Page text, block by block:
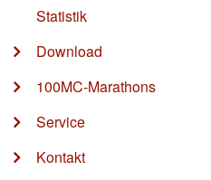
Statistik
Download
100MC-Marathons
Service
Kontakt